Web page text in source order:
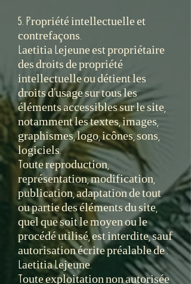
5. Propriété intellectuelle et
contrefaçons.
Laetitia Lejeune est propriétaire
des droits de propriété
intellectuelle ou détient les
droits d’usage sur tous les
éléments accessibles sur le site,
notamment les textes, images,
graphismes, logo, icônes, sons,
logiciels.
Toute reproduction,
représentation, modification,
publication, adaptation de tout
ou partie des éléments du site,
quel que soit le moyen ou le
procédé utilisé, est interdite, sauf
autorisation écrite préalable de :
Laetitia Lejeune.
Toute exploitation non autorisée